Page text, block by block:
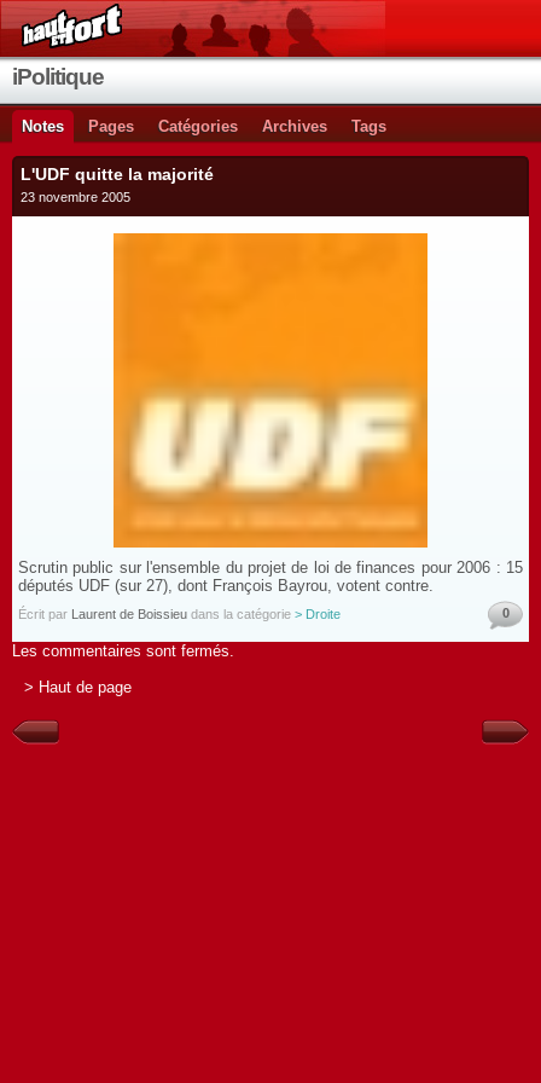
iPolitique
Notes Pages Catégories Archives Tags
L'UDF quitte la majorité
23 novembre 2005
Scrutin public sur l'ensemble du projet de loi de finances pour 2006 : 15
députés UDF (sur 27), dont François Bayrou, votent contre.
Écrit par Laurent de Boissieu dans la catégorie > Droite 0
Les commentaires sont fermés.
> Haut de page